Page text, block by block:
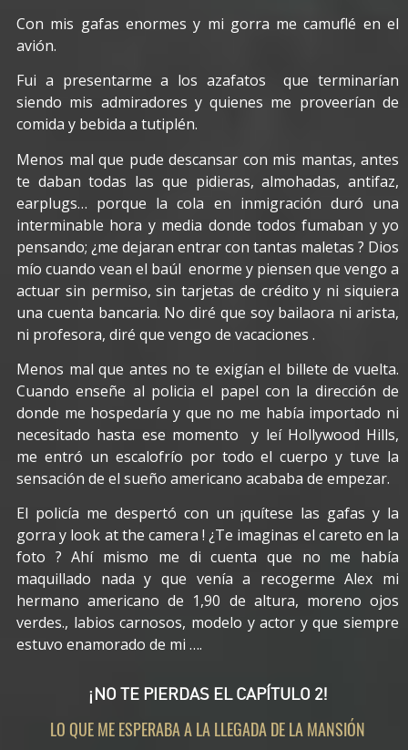
Con mis gafas enormes y mi gorra me camuflé en el
avión.
Fui a presentarme a los azafatos que terminarían
siendo mis admiradores y quienes me proveerían de
comida y bebida a tutiplén.
Menos mal que pude descansar con mis mantas, antes
te daban todas las que pidieras, almohadas, antifaz,
earplugs… porque la cola en inmigración duró una
interminable hora y media donde todos fumaban y yo
pensando; ¿me dejaran entrar con tantas maletas ? Dios
mío cuando vean el baúl enorme y piensen que vengo a
actuar sin permiso, sin tarjetas de crédito y ni siquiera
una cuenta bancaria. No diré que soy bailaora ni arista,
ni profesora, diré que vengo de vacaciones .
Menos mal que antes no te exigían el billete de vuelta.
Cuando enseñe al policia el papel con la dirección de
donde me hospedaría y que no me había importado ni
necesitado hasta ese momento y leí Hollywood Hills,
me entró un escalofrío por todo el cuerpo y tuve la
sensación de el sueño americano acababa de empezar.
El policía me despertó con un ¡quítese las gafas y la
gorra y look at the camera ! ¿Te imaginas el careto en la
foto ? Ahí mismo me di cuenta que no me había
maquillado nada y que venía a recogerme Alex mi
hermano americano de 1,90 de altura, moreno ojos
verdes., labios carnosos, modelo y actor y que siempre
estuvo enamorado de mi ….
¡NO TE PIERDAS EL CAPÍTULO 2!
LO QUE ME ESPERABA A LA LLEGADA DE LA MANSIÓN